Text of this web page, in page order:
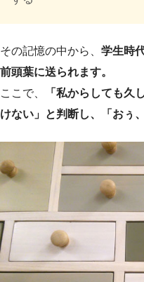
その記憶の中から、 学生時
前頭葉に送られます。
ここで、
「私からしても久
けない」と判断し、「おぅ